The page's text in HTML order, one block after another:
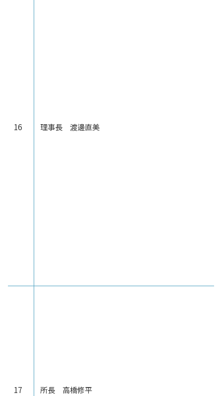
16 理事長 渡邊直美
17 所長 高橋修平